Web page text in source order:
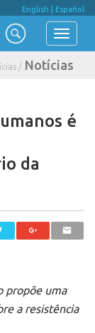
English Español
/ Notícias
é
da
propõe uma
a resistência